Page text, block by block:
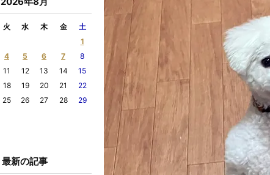
火 水 木 金 土
1
4 5 6 7
8
11 12 13 14
15
18 19 20 21
22
25 26 27 28
29
最新の記事